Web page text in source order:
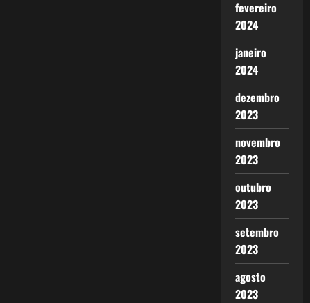
fevereiro
2024
janeiro
2024
dezembro
2023
novembro
2023
outubro
2023
setembro
2023
agosto
2023